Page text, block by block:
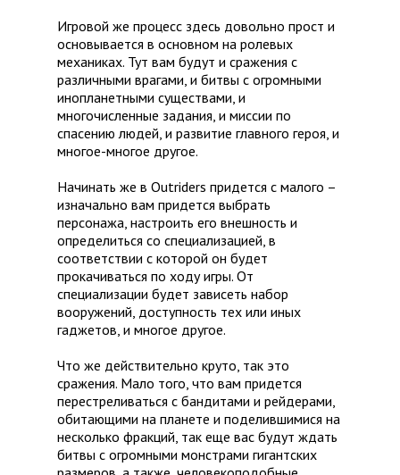
Игровой же процесс здесь довольно прост и
основывается в основном на ролевых
механиках. Тут вам будут и сражения с
различными врагами, и битвы с огромными
инопланетными существами, и
многочисленные задания, и миссии по
спасению людей, и развитие главного героя, и
многое-многое другое.
Начинать же в Outriders придется с малого –
изначально вам придется выбрать
персонажа, настроить его внешность и
определиться со специализацией, в
соответствии с которой он будет
прокачиваться по ходу игры. От
специализации будет зависеть набор
вооружений, доступность тех или иных
гаджетов, и многое другое.
Что же действительно круто, так это
сражения. Мало того, что вам придется
перестреливаться с бандитами и рейдерами,
обитающими на планете и поделившимися на
несколько фракций, так еще вас будут ждать
битвы с огромными монстрами гигантских